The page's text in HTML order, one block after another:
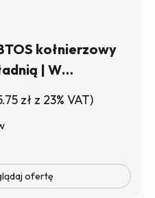
kołnierzowy
| W
zł z 23% VAT)
ofertę